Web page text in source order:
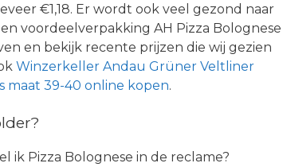
€1,18. Er wordt ook veel gezond naar
voordeelverpakking AH Pizza Bolognese
en bekijk recente prijzen die wij gezien
Winzerkeller Andau Grüner Veltliner
maat 39-40 online kopen.
ik Pizza Bolognese in de reclame?